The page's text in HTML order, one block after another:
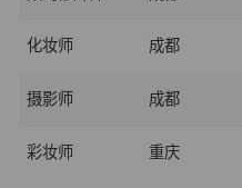
化妆师 成都
摄影师 成都
彩妆师 重庆